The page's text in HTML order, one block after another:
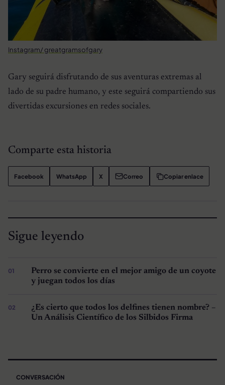
Instagram/ greatgramsofgary
Gary seguirá disfrutando de sus aventuras extremas al
lado de su padre humano, y este seguirá compartiendo sus
divertidas excursiones en redes sociales.
Comparte esta historia
Facebook WhatsApp X Correo Copiar enlace
Sigue leyendo
Perro se convierte en el mejor amigo de un coyote
y juegan todos los días
¿Es cierto que todos los delfines tienen nombre? –
Un Análisis Científico de los Silbidos Firma
CONVERSACIÓN